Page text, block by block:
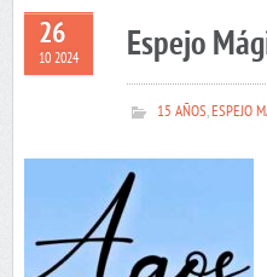
26
10 2024 Espejo
15 AÑOS,ESPEJO